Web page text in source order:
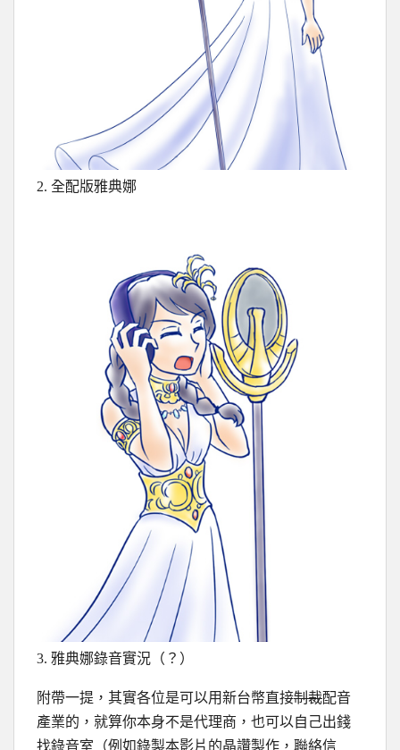
2. 全配版雅典娜
3. 雅典娜錄音實況（？）
附帶一提，其實各位是可以用新台幣直接制裁配音
產業的，就算你本身不是代理商，也可以自己出錢
找錄音室（例如錄製本影片的晶讚製作，聯絡信